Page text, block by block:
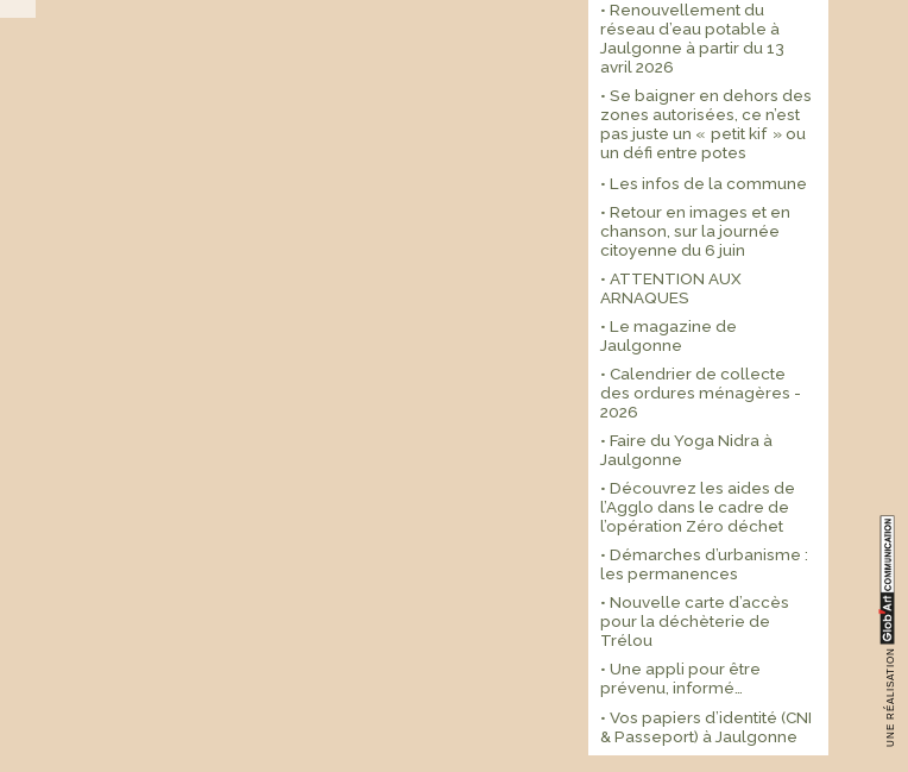
UNE RÉALISATION
• Renouvellement du
réseau d’eau potable à
Jaulgonne à partir du 13
avril 2026
• Se baigner en dehors des
zones autorisées, ce n’est
pas juste un « petit kif » ou
un défi entre potes
• Les infos de la commune
• Retour en images et en
chanson, sur la journée
citoyenne du 6 juin
• ATTENTION AUX
ARNAQUES
• Le magazine de
Jaulgonne
• Calendrier de collecte
des ordures ménagères -
2026
• Faire du Yoga Nidra à
Jaulgonne
• Découvrez les aides de
l’Agglo dans le cadre de
l’opération Zéro déchet
• Démarches d’urbanisme :
les permanences
• Nouvelle carte d’accès
pour la déchèterie de
Trélou
• Une appli pour être
prévenu, informé…
• Vos papiers d’identité (CNI
& Passeport) à Jaulgonne